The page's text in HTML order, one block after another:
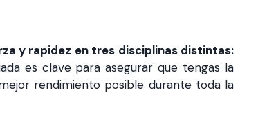
y rapidez en tres disciplinas distintas:
es clave para asegurar que tengas la
rendimiento posible durante toda la